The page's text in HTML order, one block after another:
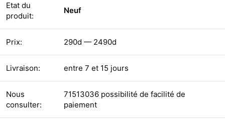
Etat du
produit:
Neuf
Prix: 290d — 2490d
Livraison: entre 7 et 15 jours
Nous
consulter:
71513036 possibilité de facilité de
paiement